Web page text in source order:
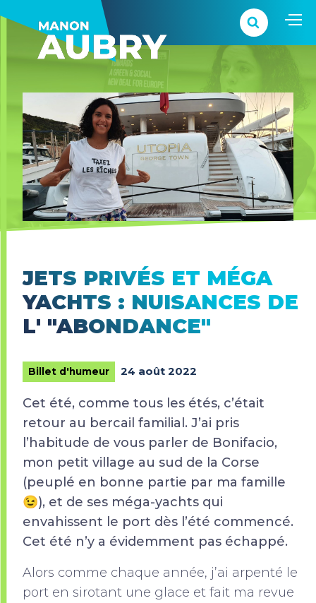
JETS PRIVÉS ET MÉGA
YACHTS : NUISANCES DE
L' "ABONDANCE"
Billet d'humeur 24 août 2022
Cet été, comme tous les étés, c’était
retour au bercail familial. J’ai pris
l’habitude de vous parler de Bonifacio,
mon petit village au sud de la Corse
(peuplé en bonne partie par ma famille
😉), et de ses méga-yachts qui
envahissent le port dès l’été commencé.
Cet été n’y a évidemment pas échappé.
Alors comme chaque année, j’ai arpenté le
port en sirotant une glace et fait ma revue